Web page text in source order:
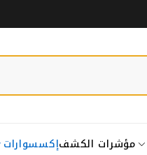
مؤشرات الكشفإكسسوارات